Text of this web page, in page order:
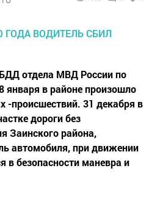
отдела МВД России по
января в районе произошло
-происшествий. 31 декабря в
дороги без
Заинского района,
автомобиля, при движении
в безопасности маневра и